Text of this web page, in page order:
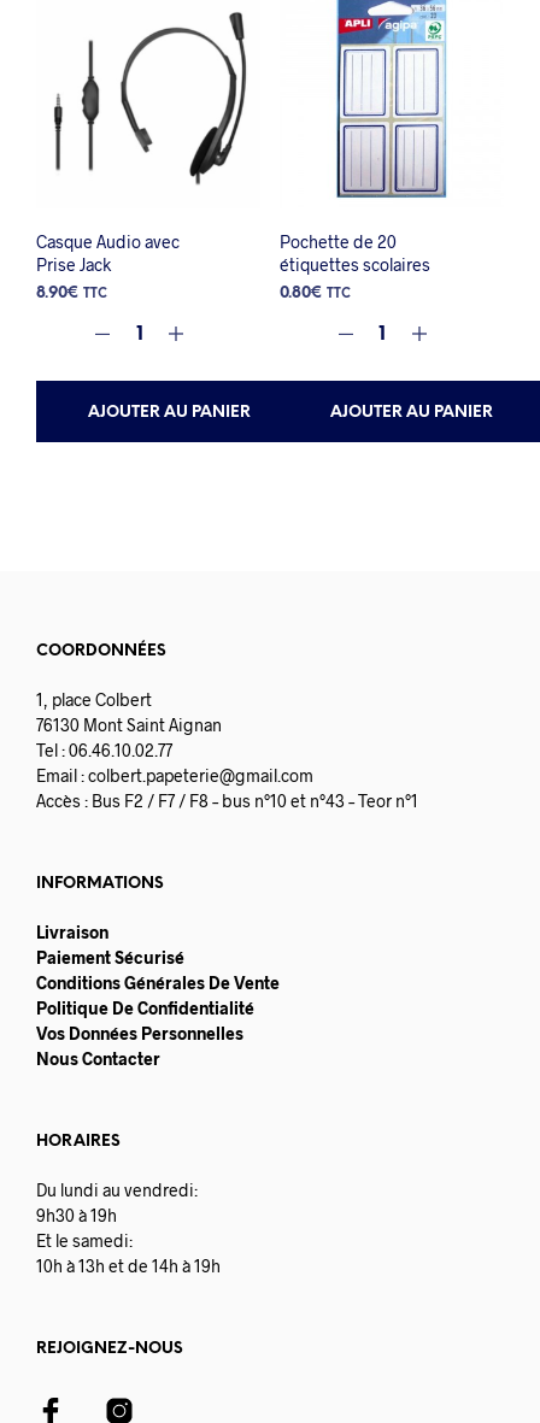
Casque Audio avec
Prise Jack
8.90€ TTC
AJOUTER AU PANIER
Pochette de 20
étiquettes scolaires
0.80€ TTC
AJOUTER AU PANIER
COORDONNÉES
1, place Colbert
76130 Mont Saint Aignan
Tel : 06.46.10.02.77
Email :colbert.papeterie@gmail.com
Accès : Bus F2 / F7 / F8 – bus n°10 et n°43 – Teor n°1
INFORMATIONS
Livraison
Paiement Sécurisé
Conditions Générales De Vente
Politique De Confidentialité
Vos Données Personnelles
Nous Contacter
HORAIRES
Du lundi au vendredi:
9h30 à 19h
Et le samedi:
10h à 13h et de 14h à 19h
REJOIGNEZ-NOUS